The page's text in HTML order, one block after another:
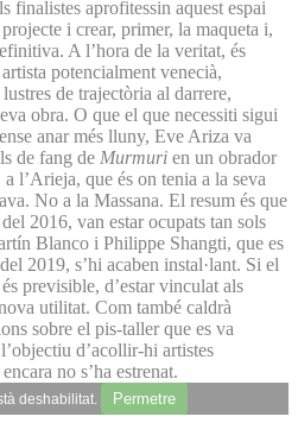
finalistes aprofitessin aquest espai
i crear, primer, la maqueta i,
A l’hora de la veritat, és
potencialment venecià,
de trajectòria al darrere,
obra. O que el que necessiti sigui
anar més lluny, Eve Ariza va
de fang de Murmuri en un obrador
l’Arieja, que és on tenia a la seva
No a la Massana. El resum és que
2016, van estar ocupats tan sols
Blanco i Philippe Shangti, que es
2019, s’hi acaben instal·lant. Si el
previsible, d’estar vinculat als
utilitat. Com també caldrà
sobre el pis-taller que es va
d’acollir-hi artistes
no s’ha estrenat.
deshabilitat. Permetre